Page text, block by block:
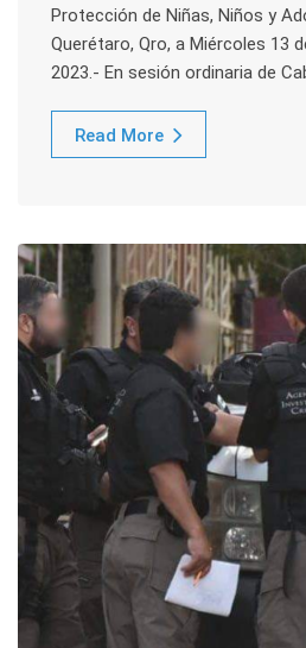
Protección de Niñas, Niños y
Querétaro, Qro, a Miércoles 13
2023.- En sesión ordinaria de
Read More